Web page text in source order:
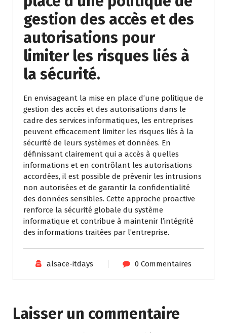
gestion des accès et des
autorisations pour
limiter les risques liés à
la sécurité.
En envisageant la mise en place d’une politique de
gestion des accès et des autorisations dans le
cadre des services informatiques, les entreprises
peuvent efficacement limiter les risques liés à la
sécurité de leurs systèmes et données. En
définissant clairement qui a accès à quelles
informations et en contrôlant les autorisations
accordées, il est possible de prévenir les intrusions
non autorisées et de garantir la confidentialité
des données sensibles. Cette approche proactive
renforce la sécurité globale du système
informatique et contribue à maintenir l’intégrité
des informations traitées par l’entreprise.
alsace-itdays 0 Commentaires
Laisser un commentaire